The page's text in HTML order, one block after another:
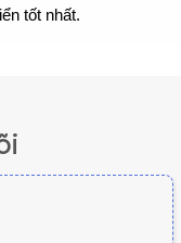
tốt nhất.